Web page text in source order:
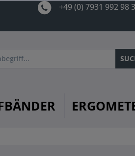
+49 (0) 7931 992 98